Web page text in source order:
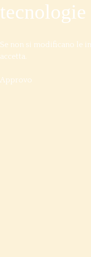
Se non si modificano le
accetta.
Approvo